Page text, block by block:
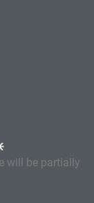
will be partially